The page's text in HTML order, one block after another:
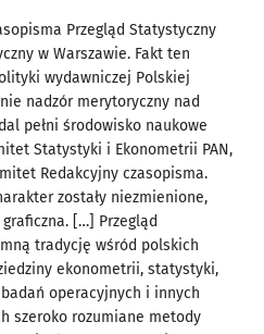
Przegląd Statystyczny
w Warszawie. Fakt ten
wydawniczej Polskiej
nadzór merytoryczny nad
pełni środowisko naukowe
Statystyki i Ekonometrii PAN,
Redakcyjny czasopisma.
zostały niezmienione,
[…] Przegląd
tradycję wśród polskich
ekonometrii, statystyki,
operacyjnych i innych
szeroko rozumiane metody